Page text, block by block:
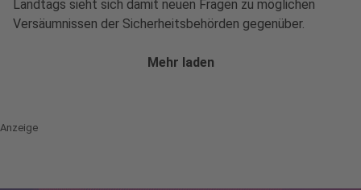
Landtags sieht sich damit neuen Fragen zu möglichen
Versäumnissen der Sicherheitsbehörden gegenüber.
Mehr laden
Anzeige